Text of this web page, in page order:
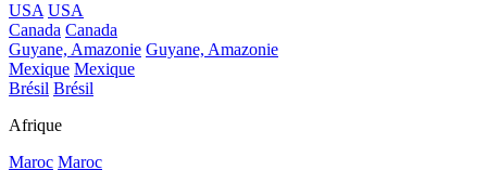
USA USA
Canada Canada
Guyane, Amazonie Guyane, Amazonie
Mexique Mexique
Brésil Brésil
Afrique
Maroc Maroc